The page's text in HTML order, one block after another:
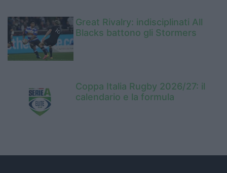
Great Rivalry: indisciplinati All
Blacks battono gli Stormers
Coppa Italia Rugby 2026/27: il
calendario e la formula